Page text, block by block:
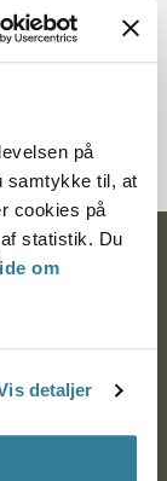
på
samtykke til, at
cookies på
statistik. Du
om
detaljer